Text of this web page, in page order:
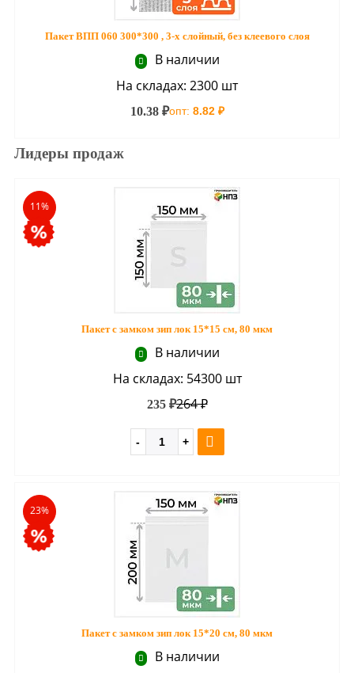
Пакет ВПП 060 300*300 , 3-х слойный, без клеевого слоя
В наличии
На складах: 2300 шт
10.38 ₽опт: 8.82 ₽
Лидеры продаж
11%
Пакет с замком зип лок 15*15 см, 80 мкм
В наличии
На складах: 54300 шт
264 ₽
235 ₽
23%
Пакет с замком зип лок 15*20 см, 80 мкм
В наличии